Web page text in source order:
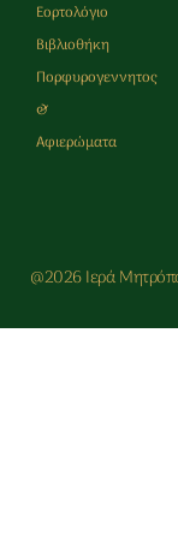
Εορτολόγιο
Βιβλιοθήκη
Πορφυρογεννητος
&
Αφιερώματα
@2026 Ιερά